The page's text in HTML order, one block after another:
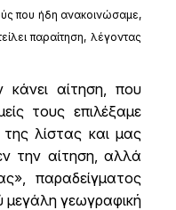
που ήδη ανακοινώσαμε,
παραίτηση, λέγοντας
κάνει αίτηση, που
τους επιλέξαμε
λίστας και μας
την αίτηση, αλλά
παραδείγματος
μεγάλη γεωγραφική